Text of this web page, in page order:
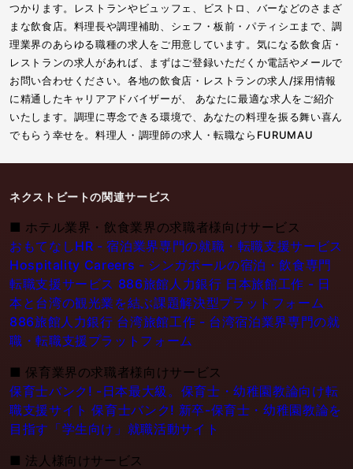
つかります。レストランやビュッフェ、ビストロ、バーなどのさまざ
まな飲食店。料理長や調理補助、シェフ・板前・パティシエまで、調
理業界のあらゆる職種の求人をご用意しています。気になる飲食店・
レストランの求人があれば、まずはご登録いただくか電話やメールで
お問い合わせください。各地の飲食店・レストランの求人/採用情報
に精通したキャリアアドバイザーが、 あなたに最適な求人をご紹介
いたします。調理に専念できる環境で、あなたの料理を振る舞い喜ん
でもらう幸せを。料理人・調理師の求人・転職ならFURUMAU
ネクストビートの関連サービス
■ ホテル業界・飲食業界の求職者様向けサービス
おもてなしHR - 宿泊業界専門の就職・転職支援サービス
Hospitality Careers - シンガポールの宿泊・飲食専門
転職支援サービス 886旅館人力銀行 日本旅館工作 - 日
本と台湾の観光業を結ぶ課題解決型プラットフォーム
886旅館人力銀行 台湾旅館工作 - 台湾宿泊業界専門の就
職・転職支援プラットフォーム
■ 保育業界の求職者様向けサービス
保育士バンク! -日本最大級。保育士・幼稚園教論向け転
職支援サイト 保育士バンク! 新卒-保育士・幼稚園教論を
目指す「学生向け」就職活動サイト
■ 法人様向けサービス